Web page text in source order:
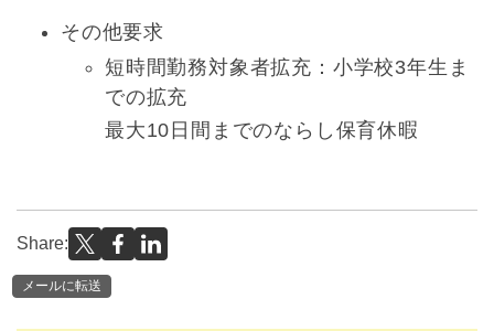
その他要求
短時間勤務対象者拡充：小学校3年生ま
での拡充
最大10日間までのならし保育休暇
Share:
メールに転送